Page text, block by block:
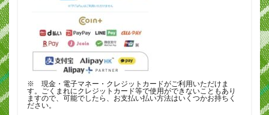
※ 現金・電子マネー・クレジットカードがご利用いただけま
す。ごくまれにクレジットカード等で使用ができないこともあり
ますので、可能でしたら、お支払い払い方法はいくつかお持ちく
ださい。